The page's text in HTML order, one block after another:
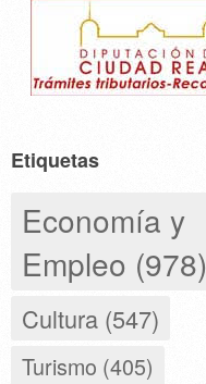
Etiquetas
Economía y
Empleo (978)
Cultura (547)
Turismo (405)